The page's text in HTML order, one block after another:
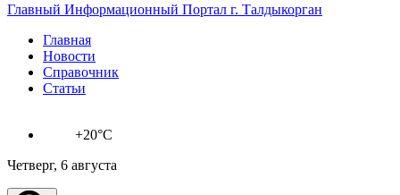
Главный Информационный Портал г. Талдыкорган
Главная
Новости
Справочник
Статьи
+20°C
Четверг, 6 августа